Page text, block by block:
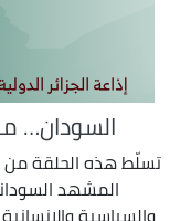
السودان…
تسلّط هذه الحلقة من
المشهد